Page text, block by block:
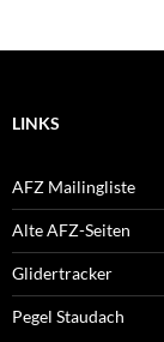
LINKS
AFZ Mailingliste
Alte AFZ-Seiten
Glidertracker
Pegel Staudach